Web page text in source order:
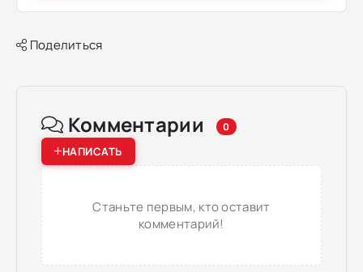
Поделиться
Комментарии 0
НАПИСАТЬ
Станьте первым, кто оставит
комментарий!